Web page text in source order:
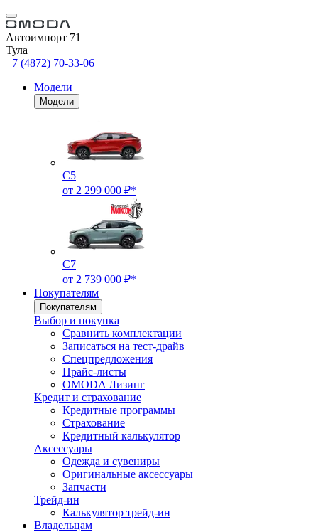
Автоимпорт 71
Тула
+7 (4872) 70-33-06
Модели
Модели
C5
от 2 299 000 ₽*
C7
от 2 739 000 ₽*
Покупателям
Покупателям
Выбор и покупка
Сравнить комплектации
Записаться на тест-драйв
Cпецпредложения
Прайс-листы
OMODA Лизинг
Кредит и страхование
Кредитные программы
Страхование
Кредитный калькулятор
Аксессуары
Одежда и сувениры
Оригинальные аксессуары
Запчасти
Трейд-ин
Калькулятор трейд-ин
Владельцам